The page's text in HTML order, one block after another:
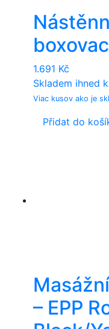
1.691 Kč
Skladem ihned
Viac kusov ako je
Přidat do
– EPP